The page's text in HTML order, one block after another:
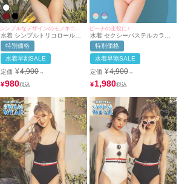
水着 シンプルトリコロールカ
ラーベルト付モノキ体型カバー
ワンピースビキニ
特別価格
水着早割SALE
定価 ¥4,900→
¥980
ビーチの主役に♪
水着 セクシーパステルカラー
カットデザインモノキニ三角ビ
キニ
特別価格
水着早割SALE
定価 ¥4,900→
¥1,980